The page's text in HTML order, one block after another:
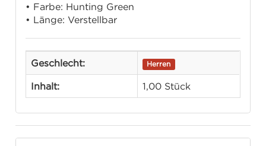
• Farbe: Hunting Green
• Länge: Verstellbar
Geschlecht: Herren
Inhalt: 1,00 Stück